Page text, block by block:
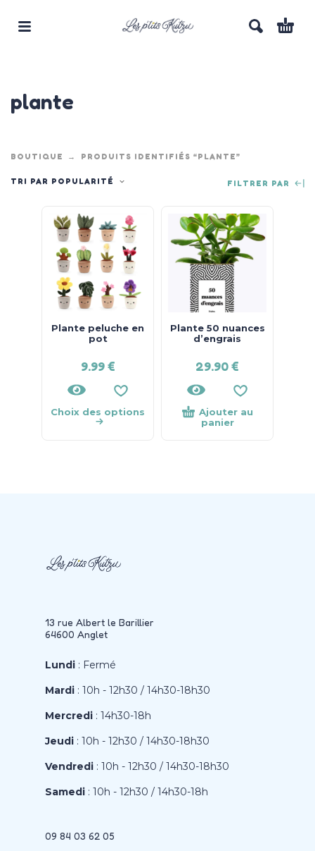
plante
BOUTIQUE PRODUITS IDENTIFIÉS “PLANTE”
TRI PAR POPULARITÉ FILTRER PAR
Plante peluche en
pot
9.99€
Choix des options
Plante 50 nuances
d’engrais
29.90€
Ajouter au
panier
13 rue Albert le Barillier
64600 Anglet
Lundi : Fermé
Mardi : 10h - 12h30 / 14h30-18h30
Mercredi : 14h30-18h
Jeudi : 10h - 12h30 / 14h30-18h30
Vendredi : 10h - 12h30 / 14h30-18h30
Samedi : 10h - 12h30 / 14h30-18h
09 84 03 62 05